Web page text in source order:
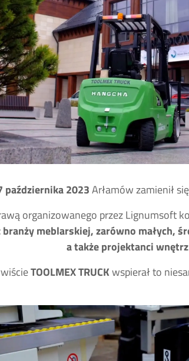
października 2023Arłamów zamienił
organizowanego przez Lignumsoft
branży meblarskiej, zarówno małych,
a także projektanci wnętrz
TOOLMEX TRUCKwspierał to